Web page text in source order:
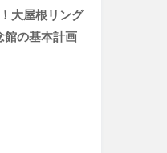
大屋根リング
館の基本計画